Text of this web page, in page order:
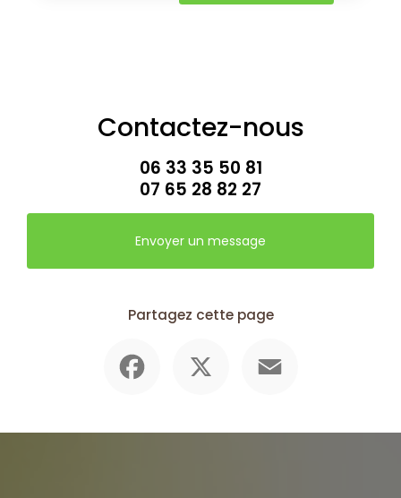
Contactez-nous
06 33 35 50 81
07 65 28 82 27
Envoyer un message
Partagez cette page